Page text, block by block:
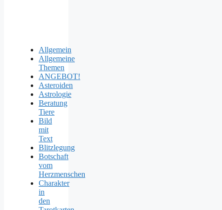
Allgemein
Allgemeine
Themen
ANGEBOT!
Asteroiden
Astrologie
Beratung
Tiere
Bild
mit
Text
Blitzlegung
Botschaft
vom
Herzmenschen
Charakter
in
den